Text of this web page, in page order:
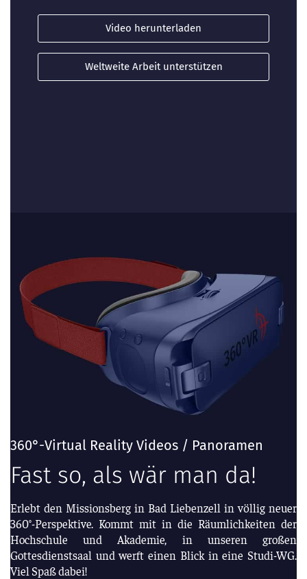
Video herunterladen
Weltweite Arbeit unterstützen
360°-Virtual Reality Videos / Panoramen
Fast so, als wär man da!
Erlebt den Missionsberg in Bad Liebenzell in völlig neuer
360°-Perspektive. Kommt mit in die Räumlichkeiten der
Hochschule und Akademie, in unseren großen
Gottesdienstsaal und werft einen Blick in eine Studi-WG.
Viel Spaß dabei!